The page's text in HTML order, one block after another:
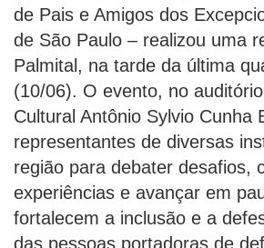
de Pais e Amigos dos
de São Paulo – realizou uma
Palmital, na tarde da última
(10/06). O evento, no
Cultural Antônio Sylvio Cunha
representantes de diversas
região para debater desafios,
experiências e avançar em
fortalecem a inclusão e a
das pessoas portadoras de